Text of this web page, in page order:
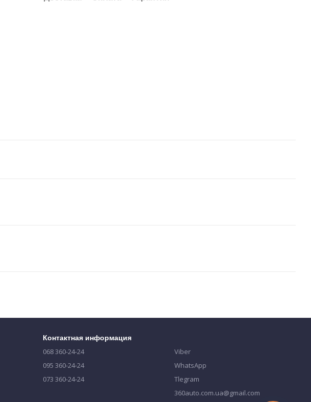
Контактная информация
068 360-24-24
095 360-24-24
073 360-24-24
Viber
WhatsApp
Tlegram
360auto.com.ua@gmail.com